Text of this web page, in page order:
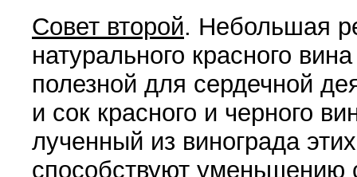
Совет второй. Небольшая
натурального красного
полезной для сердечной
и сок красного и черного
лученный из винограда
способствуют уменьшению